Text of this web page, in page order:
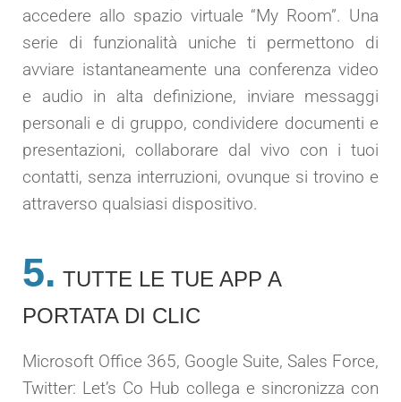
accedere allo spazio virtuale “My Room”. Una
serie di funzionalità uniche ti permettono di
avviare istantaneamente una conferenza video
e audio in alta definizione, inviare messaggi
personali e di gruppo, condividere documenti e
presentazioni, collaborare dal vivo con i tuoi
contatti, senza interruzioni, ovunque si trovino e
attraverso qualsiasi dispositivo.
5. TUTTE LE TUE APP A
PORTATA DI CLIC
Microsoft Office 365, Google Suite, Sales Force,
Twitter: Let’s Co Hub collega e sincronizza con